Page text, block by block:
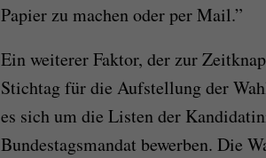
Papier zu machen oder per Mail.”
Ein weiterer Faktor, der zur
Stichtag für die Aufstellung der
es sich um die Listen der
Bundestagsmandat bewerben. Die